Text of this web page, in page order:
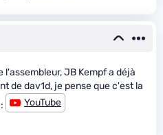
l'assembleur, JB Kempf a déjà
de dav1d, je pense que c'est la
YouTube